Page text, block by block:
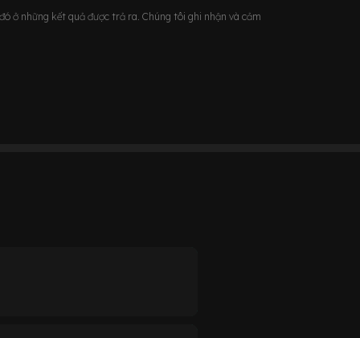
ở những kết quả được trả ra. Chúng tôi ghi nhận và cảm